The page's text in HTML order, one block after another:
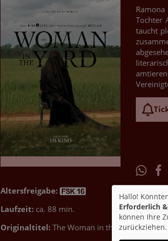
Tochter
taucht
Altersfreigabe:
Laufzeit: ca. 88 min.
Originaltitel: The Woman in the Yard
Hallo!
Erforderlich
können Ihre
zurückziehen.